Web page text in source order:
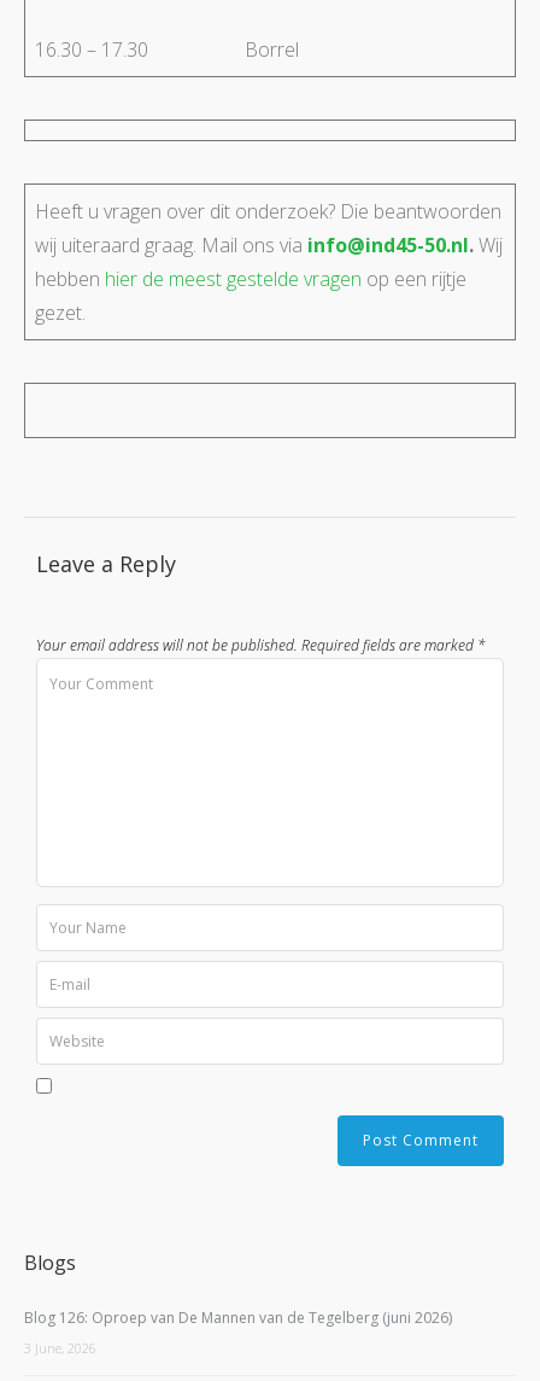
16.30 – 17.30 Borrel
Heeft u vragen over dit onderzoek? Die beantwoorden
wij uiteraard graag. Mail ons via info@ind45-50.nl.Wij
hebben hier de meest gestelde vragen op een rijtje
gezet.
Leave a Reply
Your email address will not be published. Required fields are marked *
Blogs
Blog 126: Oproep van De Mannen van de Tegelberg (juni 2026)
3 June, 2026